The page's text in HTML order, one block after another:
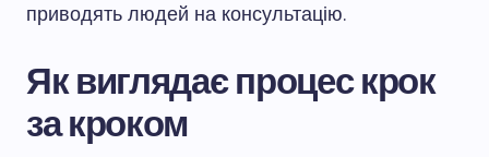
приводять людей на консультацію.
Як виглядає процес крок
за кроком